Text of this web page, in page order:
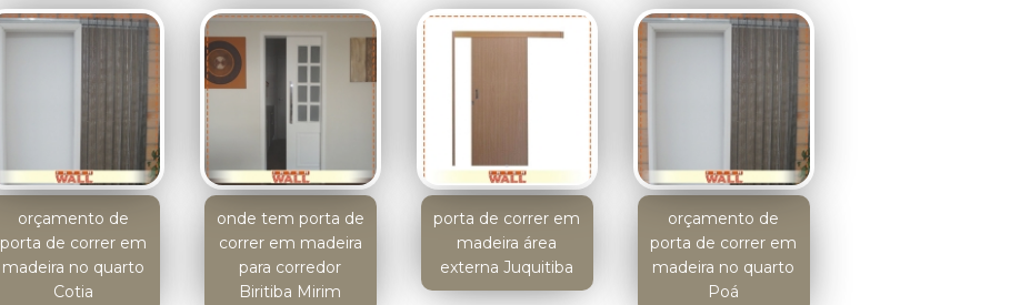
orçamento de
porta de correr em
madeira no quarto
Cotia
onde tem porta de
correr em madeira
para corredor
Biritiba Mirim
porta de correr em
madeira área
externa Juquitiba
orçamento de
porta de correr em
madeira no quarto
Poá